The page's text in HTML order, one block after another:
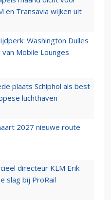
en Transavia wijken uit
Washington Dulles
Mobile Lounges
plaats Schiphol als best
luchthaven
2027 nieuwe route
directeur KLM Erik
slag bij ProRail